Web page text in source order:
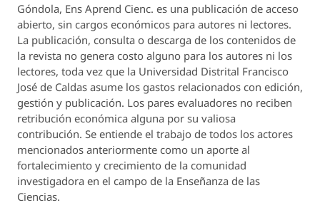
Góndola, Ens Aprend Cienc. es una publicación de acceso
abierto, sin cargos económicos para autores ni lectores.
La publicación, consulta o descarga de los contenidos de
la revista no genera costo alguno para los autores ni los
lectores, toda vez que la Universidad Distrital Francisco
José de Caldas asume los gastos relacionados con edición,
gestión y publicación. Los pares evaluadores no reciben
retribución económica alguna por su valiosa
contribución. Se entiende el trabajo de todos los actores
mencionados anteriormente como un aporte al
fortalecimiento y crecimiento de la comunidad
investigadora en el campo de la Enseñanza de las
Ciencias.